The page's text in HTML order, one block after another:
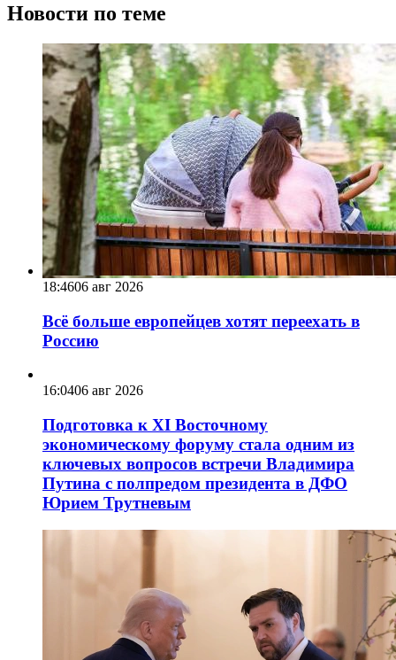
Новости по теме
18:4606 авг 2026
Всё больше европейцев хотят переехать в
Россию
16:0406 авг 2026
Подготовка к XI Восточному
экономическому форуму стала одним из
ключевых вопросов встречи Владимира
Путина с полпредом президента в ДФО
Юрием Трутневым